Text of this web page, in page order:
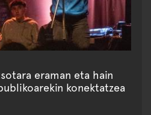
eraman eta hain
konektatzea